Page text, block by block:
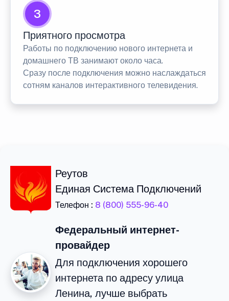
3
Приятного просмотра
Работы по подключению нового интернета и
домашнего ТВ занимают около часа.
Сразу после подключения можно наслаждаться
сотням каналов интерактивного телевидения.
Реутов
Единая Система Подключений
Телефон : 8 (800) 555-96-40
Федеральный интернет-
провайдер
Для подключения хорошего
интернета по адресу улица
Ленина, лучше выбрать